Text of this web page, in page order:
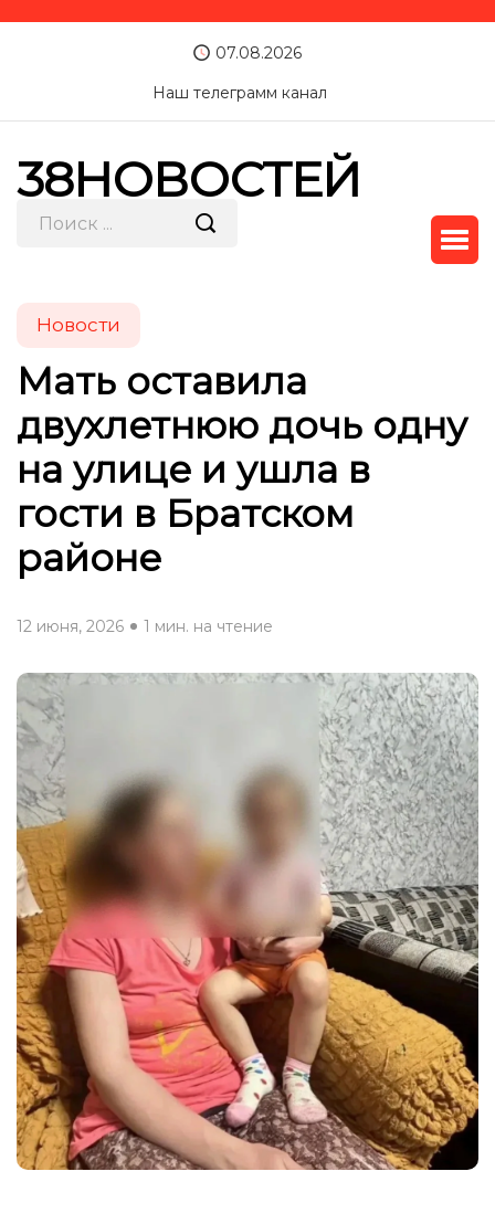
07.08.2026
Наш телеграмм канал
38НОВОСТЕЙ
Новости
Мать оставила
двухлетнюю дочь одну
на улице и ушла в
гости в Братском
районе
12 июня, 2026 1 мин. на чтение